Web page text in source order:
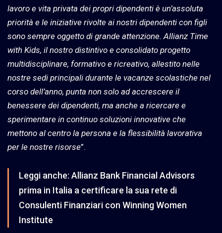
lavoro e vita privata dei propri dipendenti è un’assoluta
priorità e le iniziative rivolte ai nostri dipendenti con figli
sono sempre oggetto di grande attenzione. Allianz Time
with Kids, il nostro distintivo e consolidato progetto
multidisciplinare, formativo e ricreativo, allestito nelle
nostre sedi principali durante le vacanze scolastiche nel
corso dell’anno, punta non solo ad accrescere il
benessere dei dipendenti, ma anche a ricercare e
sperimentare in continuo soluzioni innovative che
mettono al centro la persona e la flessibilità lavorativa
per le nostre risorse”.
Leggi anche: Allianz Bank Financial Advisors
prima in Italia a certificare la sua rete di
Consulenti Finanziari con Winning Women
Institute